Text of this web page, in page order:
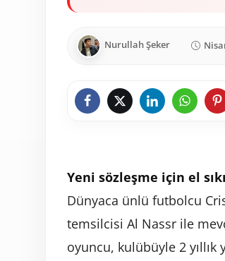
Nurullah Şeker
Yeni sözleşme için el
Dünyaca ünlü futbolcu
temsilcisi Al Nassr ile
oyuncu, kulübüyle 2